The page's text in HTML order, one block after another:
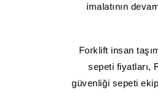
imalatının
Forklift insan
sepeti fiyatları,
güvenliği sepeti